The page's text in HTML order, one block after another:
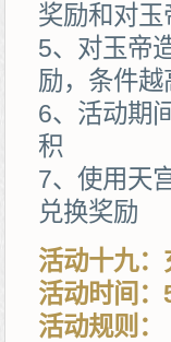
奖励和对
5、对玉帝
励，条件
6、活动期
积
7、使用天
兑换奖励
活动十九
活动时间
活动规则：